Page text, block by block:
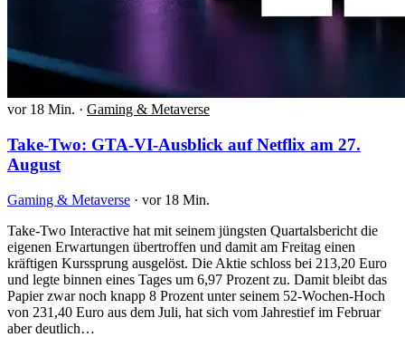
vor 18 Min. · Gaming & Metaverse
Take-Two: GTA-VI-Ausblick auf Netflix am 27.
August
Gaming & Metaverse · vor 18 Min.
Take-Two Interactive hat mit seinem jüngsten Quartalsbericht die
eigenen Erwartungen übertroffen und damit am Freitag einen
kräftigen Kurssprung ausgelöst. Die Aktie schloss bei 213,20 Euro
und legte binnen eines Tages um 6,97 Prozent zu. Damit bleibt das
Papier zwar noch knapp 8 Prozent unter seinem 52-Wochen-Hoch
von 231,40 Euro aus dem Juli, hat sich vom Jahrestief im Februar
aber deutlich…